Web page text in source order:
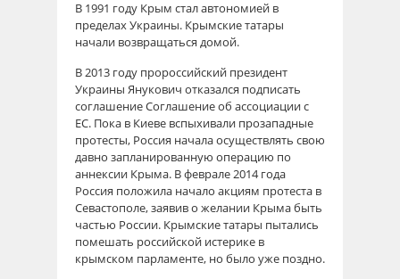
В 1991 году Крым стал автономией в
пределах Украины. Крымские татары
начали возвращаться домой.
В 2013 году пророссийский президент
Украины Янукович отказался подписать
соглашение Соглашение об ассоциации с
ЕС. Пока в Киеве вспыхивали прозападные
протесты, Россия начала осуществлять свою
давно запланированную операцию по
аннексии Крыма. В феврале 2014 года
Россия положила начало акциям протеста в
Севастополе, заявив о желании Крыма быть
частью России. Крымские татары пытались
помешать российской истерике в
крымском парламенте, но было уже поздно.